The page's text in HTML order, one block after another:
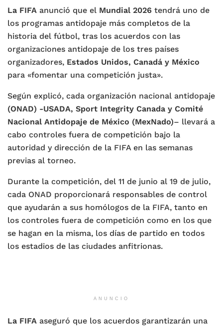
La FIFA anunció que el Mundial 2026 tendrá uno de
los programas antidopaje más completos de la
historia del fútbol, tras los acuerdos con las
organizaciones antidopaje de los tres países
organizadores, Estados Unidos, Canadá y México
para «fomentar una competición justa».
Según explicó, cada organización nacional antidopaje
(ONAD) -USADA, Sport Integrity Canada y Comité
Nacional Antidopaje de México (MexNado)– llevará a
cabo controles fuera de competición bajo la
autoridad y dirección de la FIFA en las semanas
previas al torneo.
Durante la competición, del 11 de junio al 19 de julio,
cada ONAD proporcionará responsables de control
que ayudarán a sus homólogos de la FIFA, tanto en
los controles fuera de competición como en los que
se hagan en la misma, los días de partido en todos
los estadios de las ciudades anfitrionas.
ANUNCIO
La FIFA aseguró que los acuerdos garantizarán una